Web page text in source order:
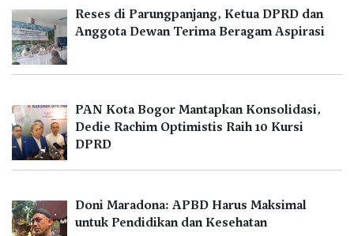
Reses di Parungpanjang, Ketua DPRD dan
Anggota Dewan Terima Beragam Aspirasi
PAN Kota Bogor Mantapkan Konsolidasi,
Dedie Rachim Optimistis Raih 10 Kursi
DPRD
Doni Maradona: APBD Harus Maksimal
untuk Pendidikan dan Kesehatan